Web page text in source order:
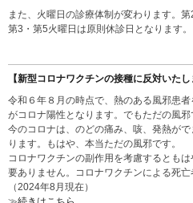
また、火曜日の診療体制が変わります。
第3・第5火曜日は原則休診日となります
【新型コロナワクチンの接種に反対いたし
令和６年８月の時点で、熱のある風邪患
がコロナ陽性となります。でもただの風邪
今のコロナは、のどの痛み、咳、発熱が
ります。もはや、本当ただの風邪です。
コロナワクチンの副作用を考慮するとも
要ありません。コロナワクチンによる死亡
（2024年8月現在）